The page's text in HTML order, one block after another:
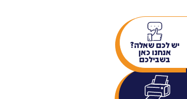
יש לכם שאלה?
אנחנו כאן
בשבילכם